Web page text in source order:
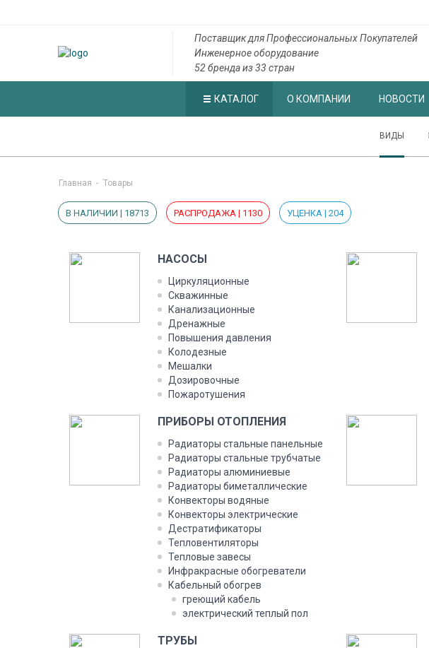
Поставщик для Профессиональных Покупателей
Инженерное оборудование
52 бренда из 33 стран
КАТАЛОГ О КОМПАНИИ НОВОСТИ
ВИДЫ
Главная - Товары
В НАЛИЧИИ | 18713 РАСПРОДАЖА | 1130 УЦЕНКА | 204
НАСОСЫ
Циркуляционные
Скважинные
Канализационные
Дренажные
Повышения давления
Колодезные
Мешалки
Дозировочные
Пожаротушения
ПРИБОРЫ ОТОПЛЕНИЯ
Радиаторы стальные панельные
Радиаторы стальные трубчатые
Радиаторы алюминиевые
Радиаторы биметаллические
Конвекторы водяные
Конвекторы электрические
Дестратификаторы
Тепловентиляторы
Тепловые завесы
Инфракрасные обогреватели
Кабельный обогрев
греющий кабель
электрический теплый пол
ТРУБЫ